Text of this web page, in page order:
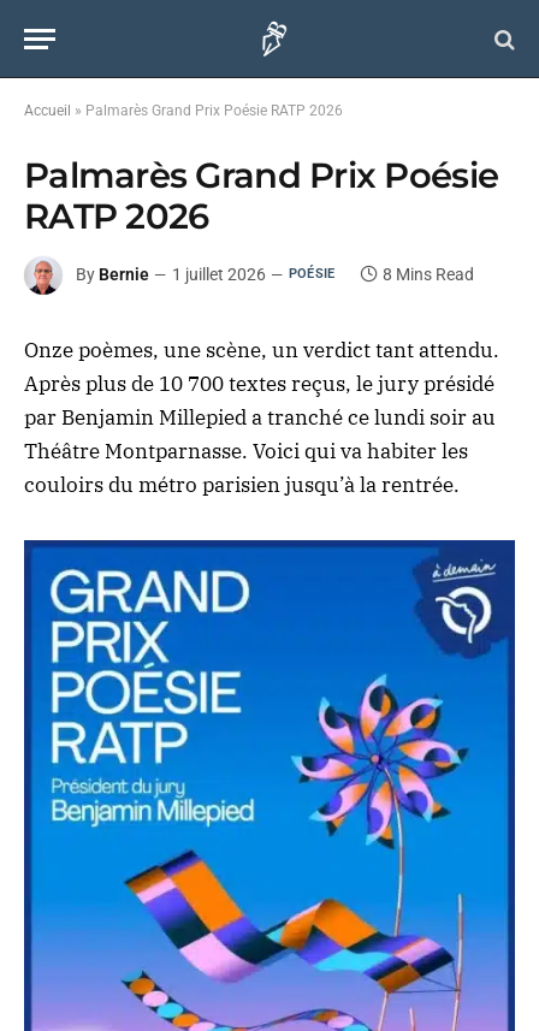
Accueil » Palmarès Grand Prix Poésie RATP 2026
Palmarès Grand Prix Poésie
RATP 2026
By Bernie 1 juillet 2026 POÉSIE 8 Mins Read
Onze poèmes, une scène, un verdict tant attendu.
Après plus de 10 700 textes reçus, le jury présidé
par Benjamin Millepied a tranché ce lundi soir au
Théâtre Montparnasse. Voici qui va habiter les
couloirs du métro parisien jusqu’à la rentrée.